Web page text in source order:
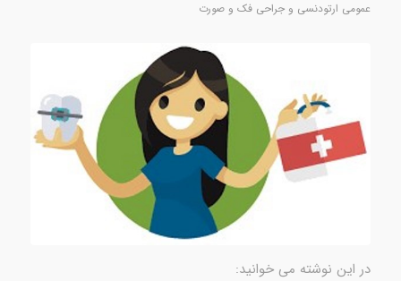
عمومی ارتودنسی و جراحی فک و صورت
در این نوشته می خوانید: